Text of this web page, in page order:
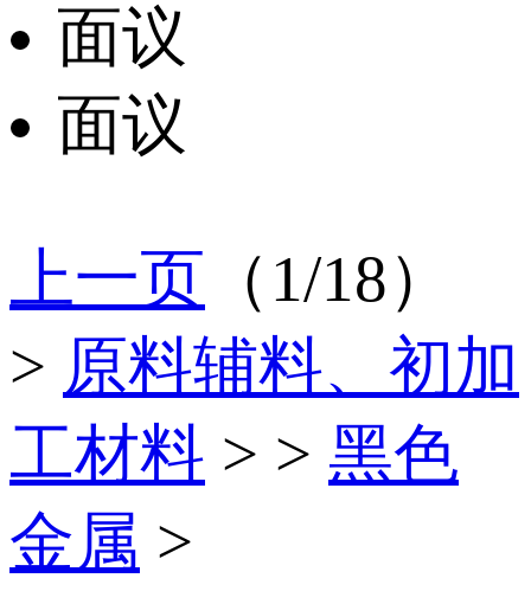
面议
面议
上一页 （1/18）
> 原料辅料、初加
工材料 > > 黑色
金属 >